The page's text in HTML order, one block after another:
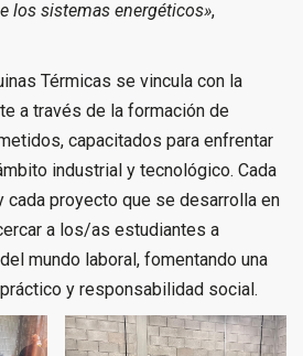
los sistemas energéticos»,
Térmicas se vincula con la
a través de la formación de
capacitados para enfrentar
industrial y tecnológico. Cada
cada proyecto que se desarrolla en
a los/as estudiantes a
mundo laboral, fomentando una
y responsabilidad social.